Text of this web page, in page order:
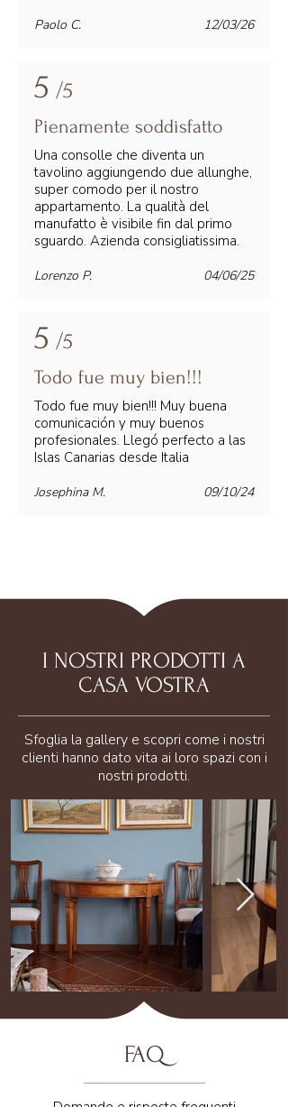
12/03/26
Paolo C.
5 /5
Pienamente soddisfatto
Una consolle che diventa un
tavolino aggiungendo due allunghe,
super comodo per il nostro
appartamento. La qualità del
manufatto è visibile fin dal primo
sguardo. Azienda consigliatissima.
04/06/25
Lorenzo P.
5 /5
Todo fue muy bien!!!
Todo fue muy bien!!! Muy buena
comunicación y muy buenos
profesionales. Llegó perfecto a las
Islas Canarias desde Italia
09/10/24
Josephina M.
I NOSTRI PRODOTTI A
CASA VOSTRA
Sfoglia la gallery e scopri come i nostri
clienti hanno dato vita ai loro spazi con i
nostri prodotti.
FAQ